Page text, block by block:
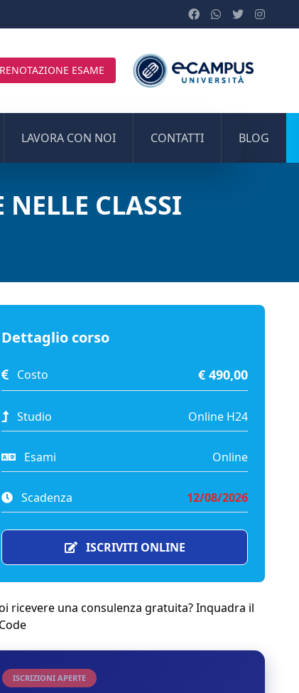
ESAME
LAVORA CON NOI CONTATTI BLOG
CLASSI
Dettaglio corso
Costo € 490,00
Studio Online H24
Esami Online
Scadenza 12/08/2026
ISCRIVITI ONLINE
ricevere una consulenza gratuita? Inquadra il
ISCRIZIONI APERTE